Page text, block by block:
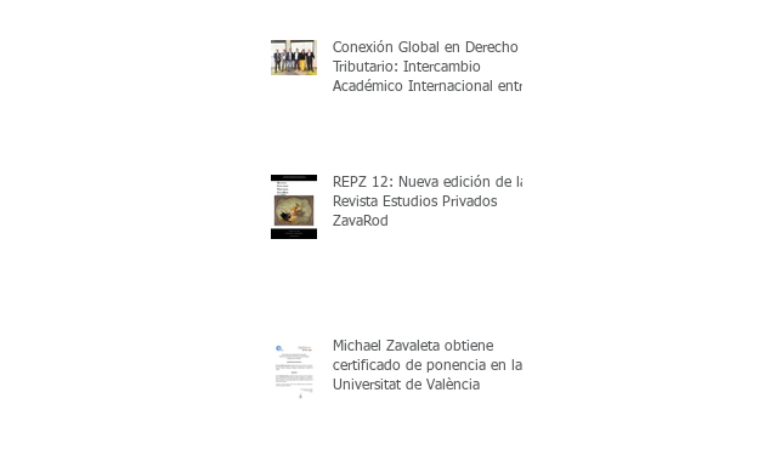
Conexión Global en Derecho
Tributario: Intercambio
Académico Internacional entre
REPZ 12: Nueva edición de la
Revista Estudios Privados
ZavaRod
Michael Zavaleta obtiene
certificado de ponencia en la
Universitat de València